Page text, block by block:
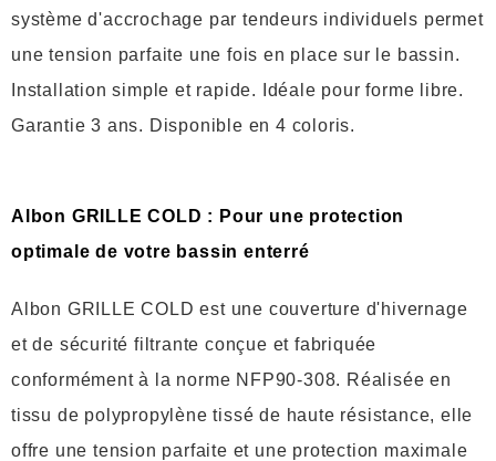
système d'accrochage par tendeurs individuels permet
une tension parfaite une fois en place sur le bassin.
Installation simple et rapide. Idéale pour forme libre.
Garantie 3 ans. Disponible en 4 coloris.
Albon GRILLE COLD : Pour une protection
optimale de votre bassin enterré
Albon GRILLE COLD est une couverture d'hivernage
et de sécurité filtrante conçue et fabriquée
conformément à la norme NFP90-308. Réalisée en
tissu de polypropylène tissé de haute résistance, elle
offre une tension parfaite et une protection maximale